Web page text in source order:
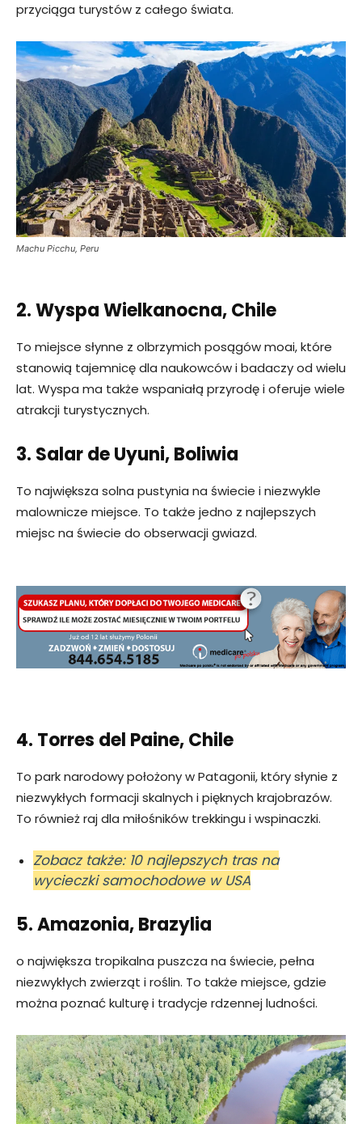
przyciąga turystów z całego świata.
Machu Picchu, Peru
2. Wyspa Wielkanocna, Chile
To miejsce słynne z olbrzymich posągów moai, które
stanowią tajemnicę dla naukowców i badaczy od wielu
lat. Wyspa ma także wspaniałą przyrodę i oferuje wiele
atrakcji turystycznych.
3. Salar de Uyuni, Boliwia
To największa solna pustynia na świecie i niezwykle
malownicze miejsce. To także jedno z najlepszych
miejsc na świecie do obserwacji gwiazd.
4. Torres del Paine, Chile
To park narodowy położony w Patagonii, który słynie z
niezwykłych formacji skalnych i pięknych krajobrazów.
To również raj dla miłośników trekkingu i wspinaczki.
Zobacz także: 10 najlepszych tras na
wycieczki samochodowe w USA
5. Amazonia, Brazylia
o największa tropikalna puszcza na świecie, pełna
niezwykłych zwierząt i roślin. To także miejsce, gdzie
można poznać kulturę i tradycje rdzennej ludności.